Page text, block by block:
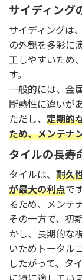
サイディング
サイディングは
の外観を多彩に
工しやすいため
す。
一般的には、金
断熱性に違いが
ただし、 定期的
ため、メンテナ
タイルの長寿
タイルは、 耐久
が最大の利点で
るため、メンテ
その一方で、初
かし、長期的な
いためトータル
したがって、タ